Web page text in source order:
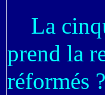
La
prend la
réformés